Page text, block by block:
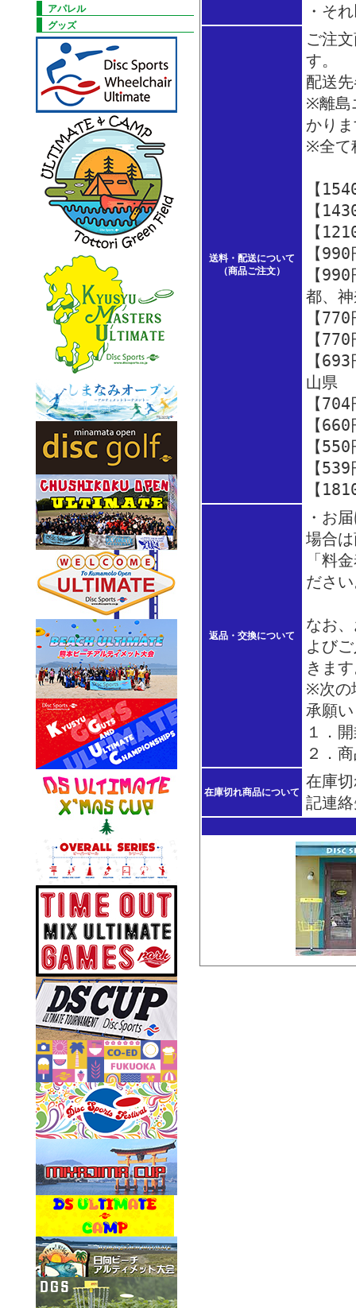
アパレル
グッズ
・そ
送料・配送について
（商品ご注文）
ご注
す。
配送
※離島
かり
※全て
【
【
【
【
【
都、
【
【
【
山県
【
【
【
【
【
返品・交換について
・お
場合
「料
ださ
なお
よび
きま
※次の
承願
１．
２．
在庫切れ商品について
在庫
記連